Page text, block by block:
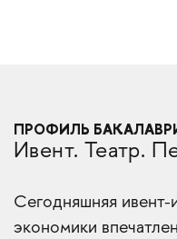
ПРОФИЛЬ
Ивент. Театр.
Сегодняшняя ивент-
экономики